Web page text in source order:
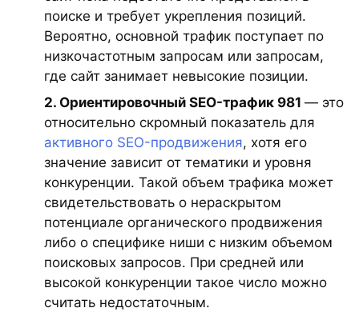
поиске и требует укрепления позиций.
Вероятно, основной трафик поступает по
низкочастотным запросам или запросам,
где сайт занимает невысокие позиции.
2. Ориентировочный SEO-трафик 981 — это
относительно скромный показатель для
активного SEO-продвижения, хотя его
значение зависит от тематики и уровня
конкуренции. Такой объем трафика может
свидетельствовать о нераскрытом
потенциале органического продвижения
либо о специфике ниши с низким объемом
поисковых запросов. При средней или
высокой конкуренции такое число можно
считать недостаточным.